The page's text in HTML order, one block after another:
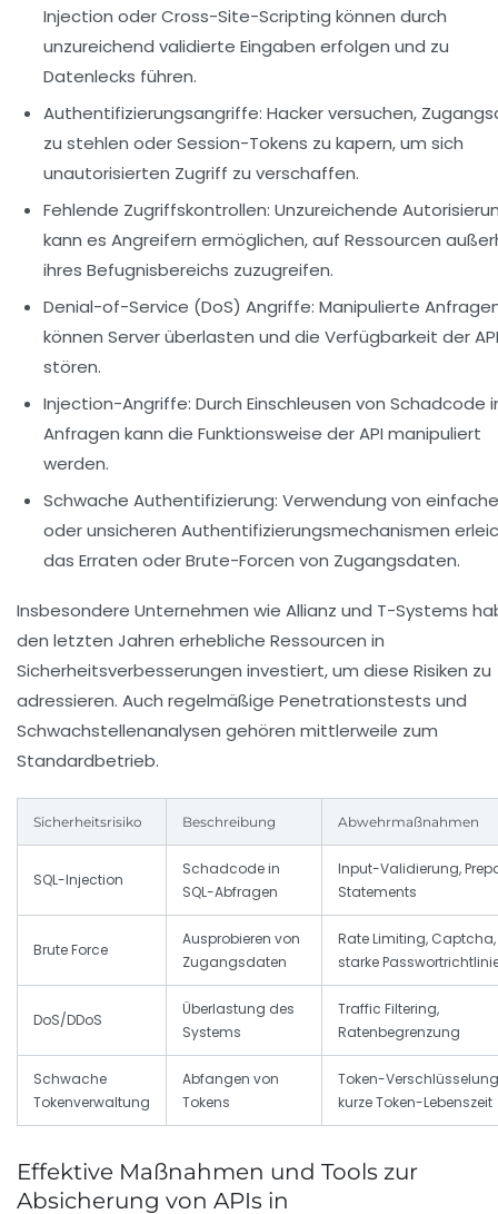
Injection oder Cross-Site-Scripting können durch
unzureichend validierte Eingaben erfolgen und zu
Datenlecks führen.
Authentifizierungsangriffe: Hacker versuchen,
zu stehlen oder Session-Tokens zu kapern, um sich
unautorisierten Zugriff zu verschaffen.
Fehlende Zugriffskontrollen: Unzureichende
kann es Angreifern ermöglichen, auf Ressourcen
ihres Befugnisbereichs zuzugreifen.
Denial-of-Service (DoS) Angriffe: Manipulierte
können Server überlasten und die Verfügbarkeit der API
stören.
Injection-Angriffe: Durch Einschleusen von Schadcode
Anfragen kann die Funktionsweise der API manipuliert
werden.
Schwache Authentifizierung: Verwendung von
oder unsicheren Authentifizierungsmechanismen
das Erraten oder Brute-Forcen von Zugangsdaten.
Insbesondere Unternehmen wie Allianz und T-Systems
den letzten Jahren erhebliche Ressourcen in
Sicherheitsverbesserungen investiert, um diese Risiken zu
adressieren. Auch regelmäßige Penetrationstests und
Schwachstellenanalysen gehören mittlerweile zum
Standardbetrieb.
Sicherheitsrisiko Beschreibung Abwehrmaßnahmen
SQL-Injection
Schadcode in
SQL-Abfragen
Input-Validierung,
Statements
Brute Force
Ausprobieren von
Zugangsdaten
Rate Limiting, Captcha,
starke
DoS/DDoS
Überlastung des
Systems
Traffic Filtering,
Ratenbegrenzung
Schwache
Tokenverwaltung
Abfangen von
Tokens
Token-
kurze Token-Lebenszeit
Effektive Maßnahmen und Tools zur
Absicherung von APIs in